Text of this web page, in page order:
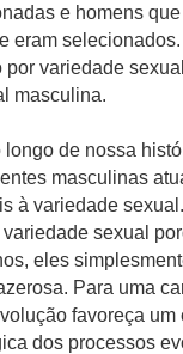
e homens
eram
por variedade
masculina.
de nossa
masculinas
à variedade
sexual
eles
Para uma
favoreça um
dos processos